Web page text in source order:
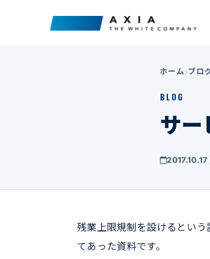
ホーム ブロ
BLOG
サー
2017.10.17
残業上限規制を設けるとい
てあった資料です。